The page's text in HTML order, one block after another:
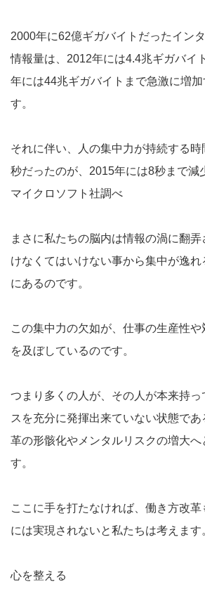
2000年に62億ギガバイトだったイン
情報量は、2012年には4.4兆ギガバイ
年には44兆ギガバイトまで急激に増
す。
それに伴い、人の集中力が持続する
秒だったのが、2015年には8秒まで
マイクロソフト社調べ
まさに私たちの脳内は情報の渦に翻
けなくてはいけない事から集中が逸
にあるのです。
この集中力の欠如が、仕事の生産性
を及ぼしているのです。
つまり多くの人が、その人が本来持
スを充分に発揮出来ていない状態で
革の形骸化やメンタルリスクの増大
す。
ここに手を打たなければ、働き方改
には実現されないと私たちは考えます
心を整える